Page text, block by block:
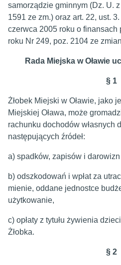
samorządzie gminnym (Dz. U.
1591 ze zm.) oraz art. 22, ust.
czerwca 2005 roku o
roku Nr 249, poz. 2104 ze
Rada Miejska w Oławie
§ 1
Żłobek Miejski w Oławie, jako
Miejskiej Oława, może
rachunku dochodów własnych
następujących źródeł:
a) spadków, zapisów i
b) odszkodowań i wpłat za
mienie, oddane jednostce
użytkowanie,
c) opłaty z tytułu żywienia
Żłobka.
§ 2